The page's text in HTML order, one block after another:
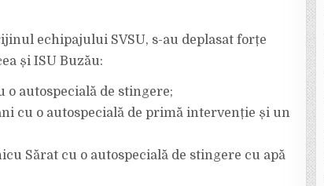
echipajului SVSU, s-au deplasat forțe
și ISU Buzău:
autospecială de stingere;
cu o autospecială de primă intervenție și un
Sărat cu o autospecială de stingere cu apă